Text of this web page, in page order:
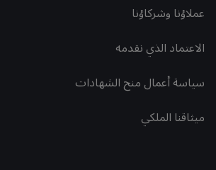
عملاؤنا وشركاؤنا
الاعتماد الذي نقدمه
سياسة أعمال منح الشهادات
ميثاقنا الملكي